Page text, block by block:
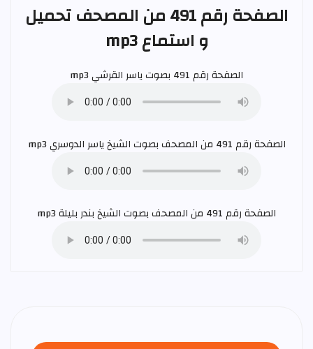
الصفحة رقم 491 من المصحف تحميل
و استماع mp3
الصفحة رقم 491 بصوت ياسر القرشي
الصفحة رقم 491 من المصحف بصوت الشيخ ياسر الدوسريmp3
الصفحة رقم 491 من المصحف بصوت الشيخ بندر بليلة